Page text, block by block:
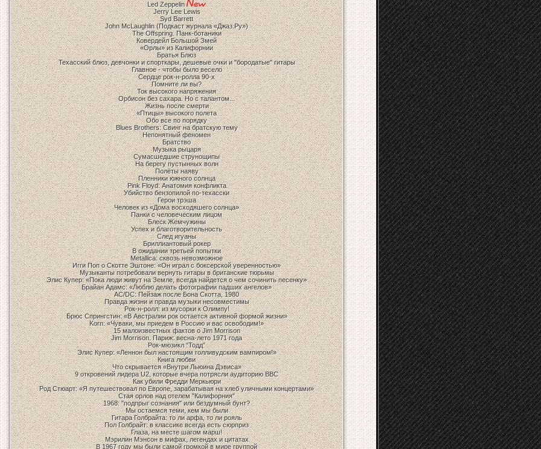
Led Zeppelin
Jerry Lee Lewis
Syd Barrett
John McLaughlin (Подкаст журнала «Джаз.Ру»)
The Offspring. Панк-ботаники
Ковердейл Большой Змей
«Орлы» из Калифорнии
Братья Блюз
Техасский блюз, девчонки и спорткары, дешевые очки и "бородатые" гитары
Главное - чтобы было весело
Сердце рок-н-ролла 90-х
Помните ли вы?
Ток высокого напряжения
Орбисон без сахара. Но с талантом...
Жизнь после смерти
«Птицы» высокого полета
Обо все по порядку
Blues Brothers: Свинг на братскую тему
Непонятный феномен
Братство
Музыка рыцаря
Сумасшедшие струнощипы
На берегу пустынных волн
Полёты наяву
Пленники южного солнца
Pink Floyd: Анатомия конфликта
Убийство бензопилой по-техасски
Герои трэша
Человек из «Дома восходяшего солнца»
Панки с человеческим лицом
Блеск Жемчужины
Успех и благотворительность
След игуаны
Бриллиантовый рокер
В ожидании третьей попытки
Metallica: сквозь невозможное
Игги Поп о Скотте Эштоне: «Он играл с боксерской уверенностью»
Музыканты потребовали вернуть гитары в британские тюрьмы
Элис Купер: «Пока люди живут на Земле, всегда найдется о чем сочинить песенку»
Брайан Адамс: «Люблю делать фотографии падших ангелов»
AC/DC: Пейзаж после Бона Скотта, 1980
Правда жизни и правда музыки несовместимы
Рок-н-ролл: из мусорки к Олимпу!
Брюс Спрингстин: «В Австралии рок остается активной формой жизни»
Korn: «Чуваки, мы приедем в Россию и вас освободим!»
15 малоизвестных фактов о Jim Morrison
Jim Morrison. Париж: весна-лето 1971 года
Рок-мюзикл “Тодд”
Элис Купер: «Леннон был настоящим голливудским вампиром!»
Книга любви
Что скрывается «Внутри Льюина Дэвиса»
9 откровений лидера U2, которые вчера потрясли аудиторию BBC
Как убили Фредди Меркьюри
Род Стюарт: «Я путешествовал по Европе, зарабатывая на хлеб уличными концертами»
Стая орлов над отелем "Калифорния"
1968: "подпрыг сознания" или бездумный бунт?
Мы остаемся теми, кем мы были
Гитара Голбрайта: то ли арфа, то ли рояль
Пол Голбрайт: в классике всегда есть сюрприз
Глаза, на месте шагом марш!
Мэрилин Мэнсон в мифах, легендах и цитатах
В 1967 году мы были самой громкой в мире группой